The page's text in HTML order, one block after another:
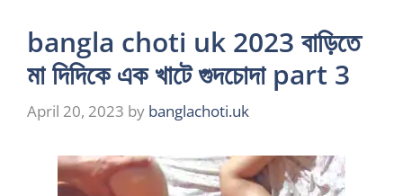
bangla choti uk 2023 বাড়িতে
মা দিদিকে এক খাটে গুদচোদা part 3
April 20, 2023 by banglachoti.uk